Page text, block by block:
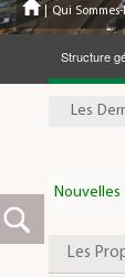
| Qui
Structure
Les
Les